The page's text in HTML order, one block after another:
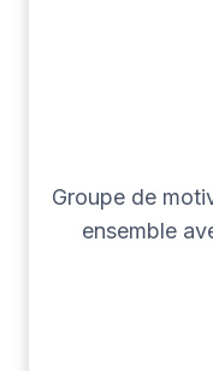
Groupe de
ensemble